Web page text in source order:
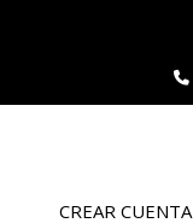
CREAR CUENTA